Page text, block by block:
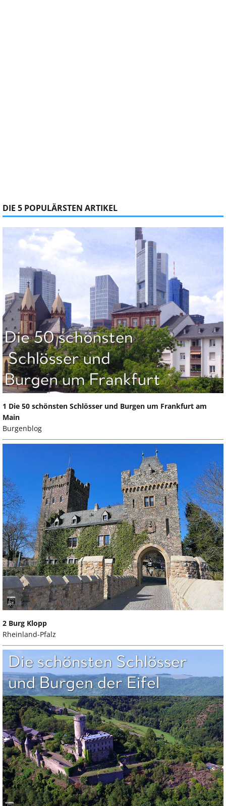
DIE 5 POPULÄRSTEN ARTIKEL
1 Die 50 schönsten Schlösser und Burgen um Frankfurt am
Main
Burgenblog
2 Burg Klopp
Rheinland-Pfalz